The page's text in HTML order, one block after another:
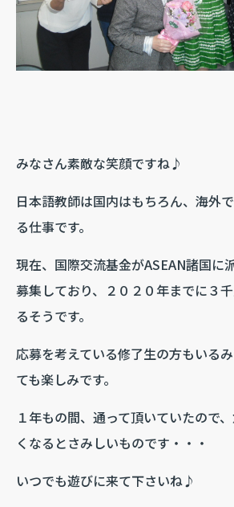
みなさん素敵な笑顔ですね♪
日本語教師は国内はもちろん、海外
る仕事です。
現在、国際交流基金がASEAN諸国に
募集しており、２０２０年までに３
るそうです。
応募を考えている修了生の方もいる
ても楽しみです。
１年もの間、通って頂いていたので
くなるとさみしいものです・・・
いつでも遊びに来て下さいね♪